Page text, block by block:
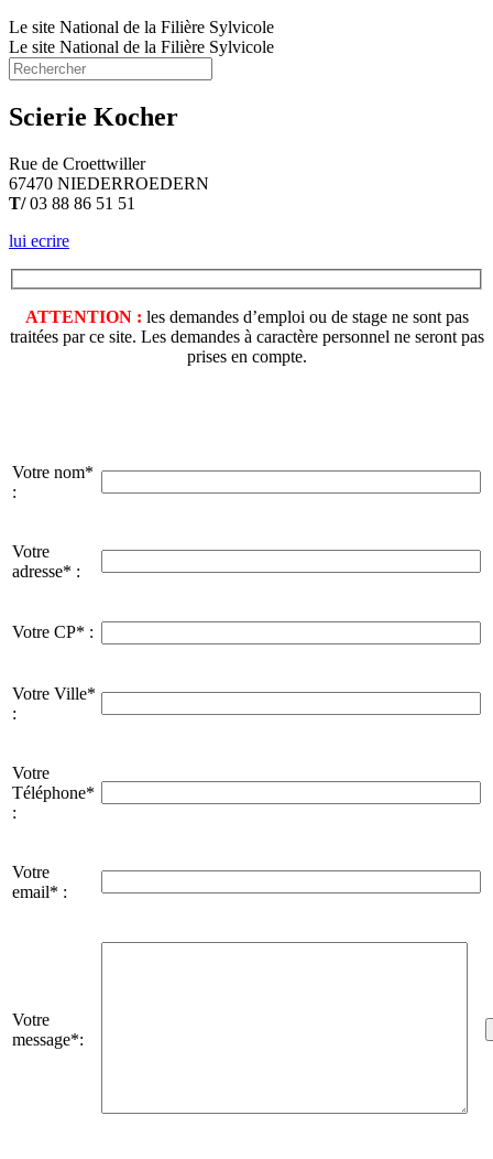
Le site National de la Filière Sylvicole
Le site National de la Filière Sylvicole
Scierie Kocher
Rue de Croettwiller
67470 NIEDERROEDERN
T/03 88 86 51 51
lui ecrire
ATTENTION : les demandes d’emploi ou de stage ne sont pas
traitées par ce site. Les demandes à caractère personnel ne seront pas
prises en compte.
Votre nom*
:
Votre
adresse* :
Votre CP* :
Votre Ville*
:
Votre
Téléphone*
:
Votre
email* :
Votre
message*: